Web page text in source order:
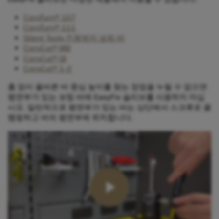
CoroTurn® 107
CoroTurn® 111
Silent Tools 진동방지 보링 바
CoroCut® MB
CoroCut® QI
CoroCut® 1-2
홈 없이 올바른 바 중심 높이를 찾는 장점을 누릴 수 없으면
평면부가 있는 보링 바에 EasyFix 슬리브를 사용하지 마십
시오. 일반적으로 평면부가 있는 바는 상단에서 스크류로 클